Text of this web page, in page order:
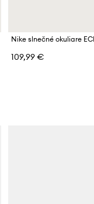
Nike slnečné okuliare
109,99 €